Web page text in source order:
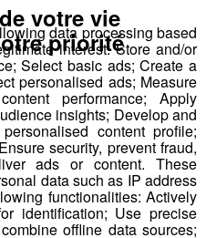
data processing based
interest: Store and/or
Select basic ads; Create a
personalised ads; Measure
performance; Apply
insights; Develop and
content profile;
security, prevent fraud,
ads or content. These
data such as IP address
functionalities: Actively
identification; Use precise
offline data sources;
votre vie
priorité